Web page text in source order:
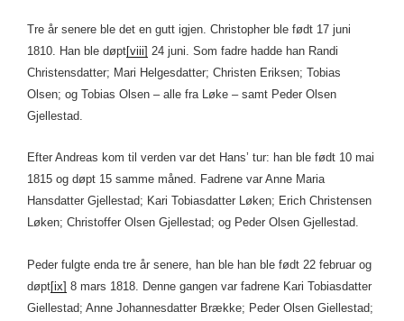
Tre år senere ble det en gutt igjen. Christopher ble født 17 juni
1810. Han ble døpt[viii] 24 juni. Som fadre hadde han Randi
Christensdatter; Mari Helgesdatter; Christen Eriksen; Tobias
Olsen; og Tobias Olsen – alle fra Løke – samt Peder Olsen
Gjellestad.
Efter Andreas kom til verden var det Hans’ tur: han ble født 10 mai
1815 og døpt 15 samme måned. Fadrene var Anne Maria
Hansdatter Gjellestad; Kari Tobiasdatter Løken; Erich Christensen
Løken; Christoffer Olsen Gjellestad; og Peder Olsen Gjellestad.
Peder fulgte enda tre år senere, han ble han ble født 22 februar og
døpt[ix] 8 mars 1818. Denne gangen var fadrene Kari Tobiasdatter
Giellestad; Anne Johannesdatter Brække; Peder Olsen Giellestad;